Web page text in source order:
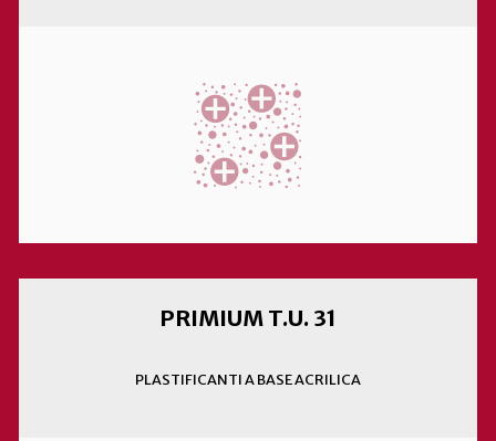
PRIMIUM T.U. 31
PLASTIFICANTI A BASE ACRILICA